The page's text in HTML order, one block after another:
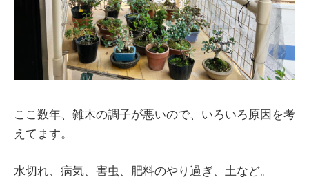
ここ数年、雑木の調子が悪いので、いろいろ原因を考
えてます。
水切れ、病気、害虫、肥料のやり過ぎ、土など。